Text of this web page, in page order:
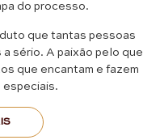
do processo.
que tantas pessoas
a sério. A paixão pelo que
que encantam e fazem
especiais.